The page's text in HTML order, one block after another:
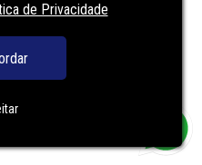
de Privacidade